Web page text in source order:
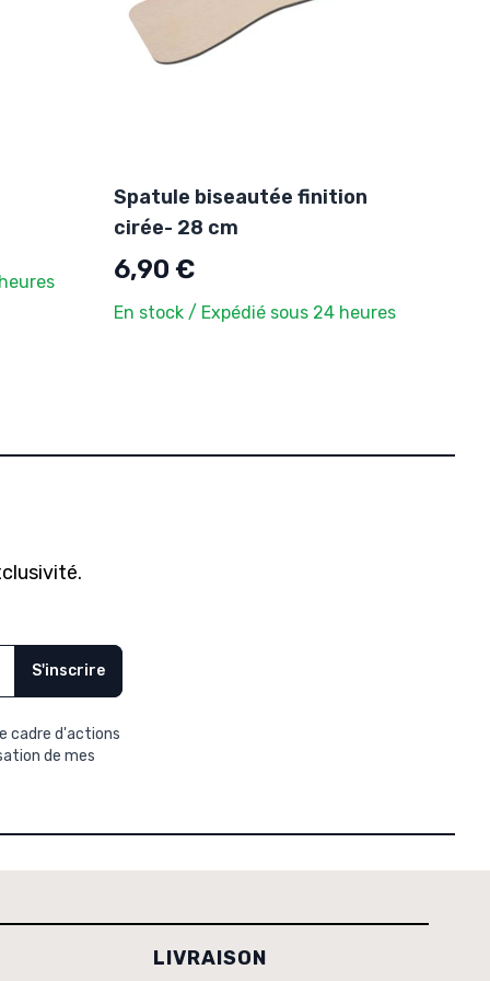
Spatule biseautée finition
cirée- 28 cm
6,90 €
En stock / Expédié sous 24 heures
S'inscrire
cadre d'actions
de mes
LIVRAISON